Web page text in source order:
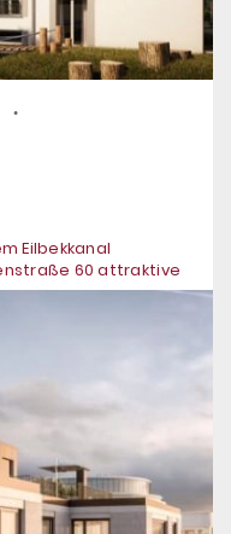
Eilbekkanal
60 attraktive
und eine
Anbindung an die